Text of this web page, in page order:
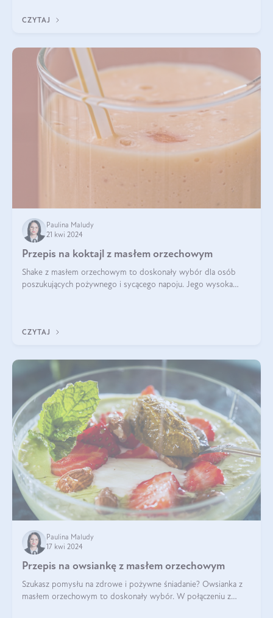
CZYTAJ
Paulina Maludy
21 kwi 2024
Przepis na koktajl z masłem orzechowym
Shake z masłem orzechowym to doskonały wybór dla osób
poszukujących pożywnego i sycącego napoju. Jego wysoka
CZYTAJ
Paulina Maludy
17 kwi 2024
Przepis na owsiankę z masłem orzechowym
Szukasz pomysłu na zdrowe i pożywne śniadanie? Owsianka z
masłem orzechowym to doskonały wybór. W połączeniu z